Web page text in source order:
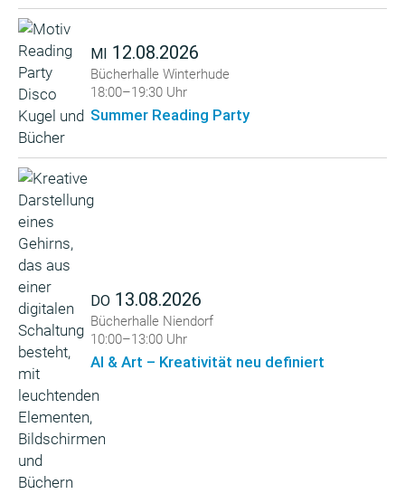
MI 12.08.2026
Bücherhalle Winterhude
18:00–19:30 Uhr
Summer Reading Party
DO 13.08.2026
Bücherhalle Niendorf
10:00–13:00 Uhr
AI & Art – Kreativität neu definiert